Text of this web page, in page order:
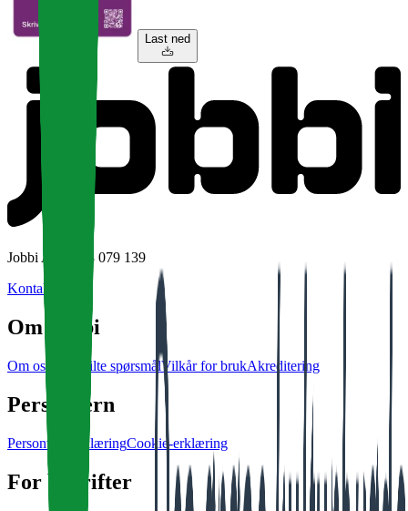
Last ned
Jobbi AS • 928 079 139
Kontakt Jobbi
Om Jobbi
Om oss Ofte stilte spørsmålVilkår for brukAkreditering
Personvern
PersonvernerklæringCookie-erklæring
For bedrifter